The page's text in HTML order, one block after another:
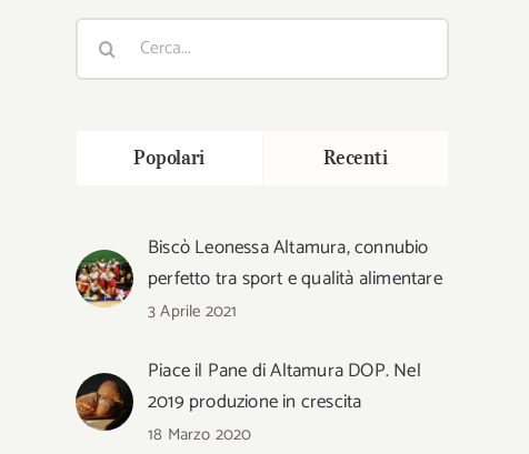
Cerca
per:
Popolari Recenti
Biscò Leonessa Altamura, connubio
perfetto tra sport e qualità alimentare
3 Aprile 2021
Piace il Pane di Altamura DOP. Nel
2019 produzione in crescita
18 Marzo 2020